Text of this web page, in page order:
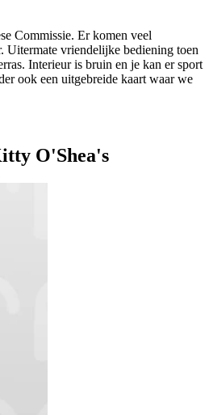
Commissie. Er komen veel
Uitermate vriendelijke bediening toen
Interieur is bruin en je kan er sport
ook een uitgebreide kaart waar we
O'Shea's